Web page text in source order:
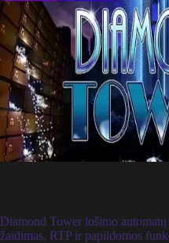
Diamond Tower lošimo
žaidimas, RTP ir papildomos